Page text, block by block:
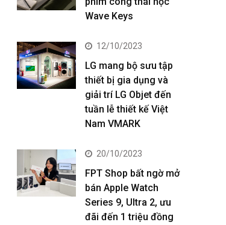
Wave Keys
12/10/2023
LG mang bộ sưu tập
thiết bị gia dụng và
giải trí LG Objet đến
tuần lễ thiết kế Việt
Nam VMARK
20/10/2023
FPT Shop bất ngờ mở
bán Apple Watch
Series 9, Ultra 2, ưu
đãi đến 1 triệu đồng